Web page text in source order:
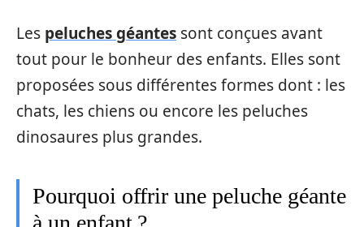
Les peluches géantes sont conçues avant
tout pour le bonheur des enfants. Elles sont
proposées sous différentes formes dont : les
chats, les chiens ou encore les peluches
dinosaures plus grandes.
Pourquoi offrir une peluche géante